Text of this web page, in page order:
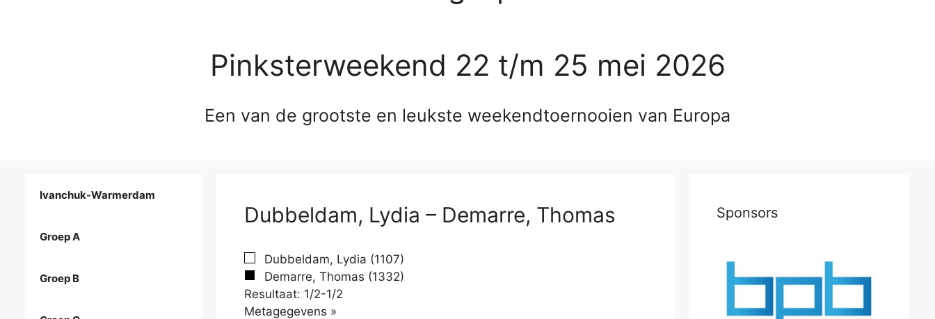
Pinksterweekend 22 t/m 25 mei 2026
Een van de grootste en leukste weekendtoernooien van Europa
Dubbeldam, Lydia – Demarre, Thomas
Dubbeldam, Lydia (1107)
Demarre, Thomas (1332)
Resultaat: 1/2-1/2
Metagegevens »
Ivanchuk-Warmerdam
Groep A
Groep B
Sponsors